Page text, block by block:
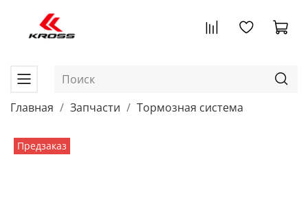
Главная Запчасти Тормозная система
Предзаказ